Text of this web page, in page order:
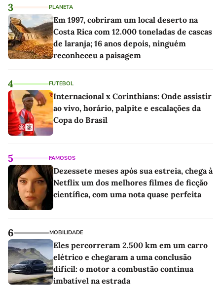
3 PLANETA
Em 1997, cobriram um local deserto na
Costa Rica com 12.000 toneladas de cascas
de laranja; 16 anos depois, ninguém
reconheceu a paisagem
4 FUTEBOL
Internacional x Corinthians: Onde assistir
ao vivo, horário, palpite e escalações da
Copa do Brasil
5 FAMOSOS
Dezessete meses após sua estreia, chega à
Netflix um dos melhores filmes de ficção
científica, com uma nota quase perfeita
6 MOBILIDADE
Eles percorreram 2.500 km em um carro
elétrico e chegaram a uma conclusão
difícil: o motor a combustão continua
imbatível na estrada